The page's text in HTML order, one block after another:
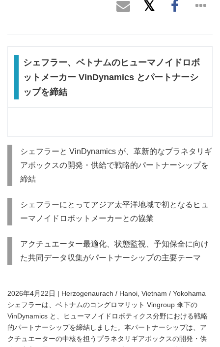
シェフラー、ベトナムのヒューマノイドロボ
ットメーカー VinDynamics とパートナーシ
ップを締結
シェフラーと VinDynamics が、革新的なプラネタリギ
アボックスの開発・供給で戦略的パートナーシップを
締結
シェフラーにとってアジア太平洋地域で初となるヒュ
ーマノイドロボットメーカーとの協業
アクチュエーター最適化、状態監視、予知保全に向け
た共同データ収集がパートナーシップの主要テーマ
2026年4月22日 | Herzogenaurach / Hanoi, Vietnam / Yokohama
シェフラーは、ベトナムのコングロマリット Vingroup 傘下の
VinDynamics と、ヒューマノイドロボティクス分野における戦略
的パートナーシップを締結しました。本パートナーシップは、ア
クチュエーターの中核を担うプラネタリギアボックスの開発・供